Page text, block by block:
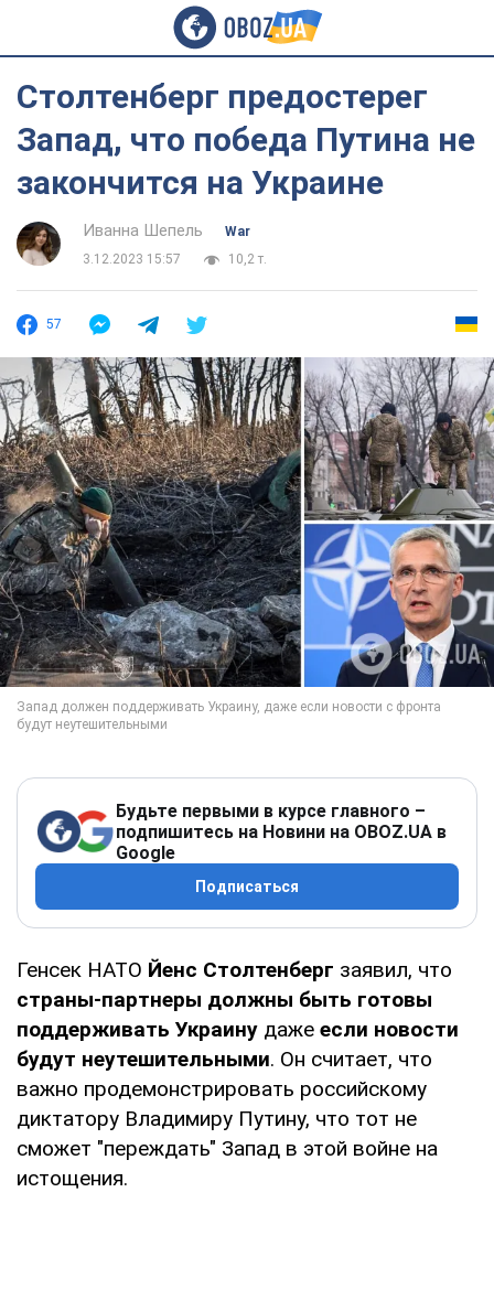
Столтенберг предостерег
Запад, что победа Путина не
закончится на Украине
Иванна Шепель
War
3.12.2023 15:57
10,2 т.
57
Будьте первыми в курсе главного –
подпишитесь на Новини на OBOZ.UA в
Google
Подписаться
Генсек НАТО Йенс Столтенберг заявил, что
страны-партнеры должны быть готовы
поддерживать Украину даже если новости
будут неутешительными. Он считает, что
важно продемонстрировать российскому
диктатору Владимиру Путину, что тот не
сможет "переждать" Запад в этой войне на
истощения.